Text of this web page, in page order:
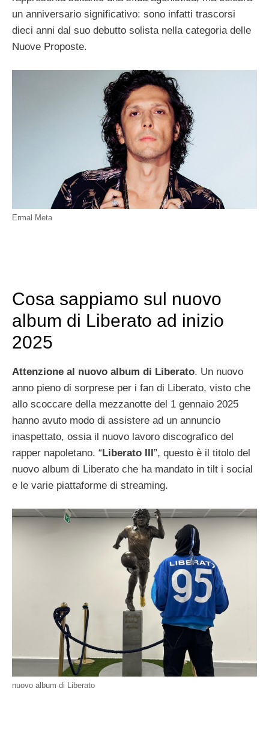
un anniversario significativo: sono infatti trascorsi
dieci anni dal suo debutto solista nella categoria delle
Nuove Proposte.
Ermal Meta
Cosa sappiamo sul nuovo
album di Liberato ad inizio
2025
Attenzione al nuovo album di Liberato. Un nuovo
anno pieno di sorprese per i fan di Liberato, visto che
allo scoccare della mezzanotte del 1 gennaio 2025
hanno avuto modo di assistere ad un annuncio
inaspettato, ossia il nuovo lavoro discografico del
rapper napoletano. “Liberato III”, questo è il titolo del
nuovo album di Liberato che ha mandato in tilt i social
e le varie piattaforme di streaming.
nuovo album di Liberato